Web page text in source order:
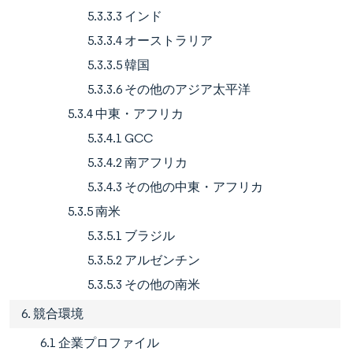
5.3.3.3 インド
5.3.3.4 オーストラリア
5.3.3.5 韓国
5.3.3.6 その他のアジア太平洋
5.3.4 中東・アフリカ
5.3.4.1 GCC
5.3.4.2 南アフリカ
5.3.4.3 その他の中東・アフリカ
5.3.5 南米
5.3.5.1 ブラジル
5.3.5.2 アルゼンチン
5.3.5.3 その他の南米
6. 競合環境
6.1 企業プロファイル